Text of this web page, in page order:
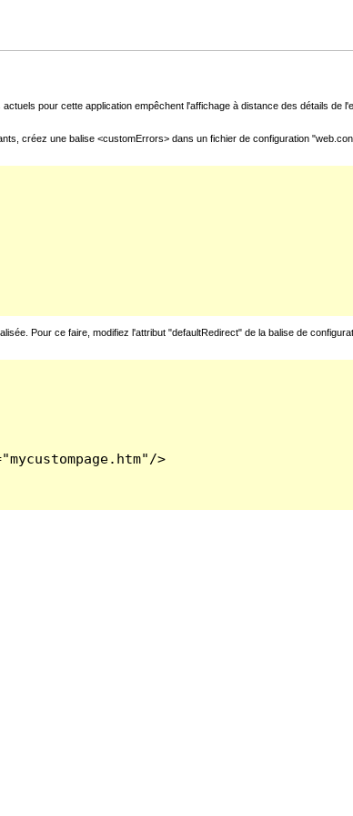
pour cette application empêchent l'affichage à distance des détails de
créez une balise <customErrors> dans un fichier de configuration
Pour ce faire, modifiez l'attribut "defaultRedirect" de la balise de
>